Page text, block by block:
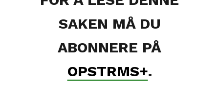
SAKEN MÅ DU
ABONNERE PÅ
OPSTRMS+.